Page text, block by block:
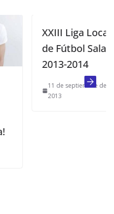
XXIII Liga Local
de Fútbol Sala
2013-2014
11 de septiembre de